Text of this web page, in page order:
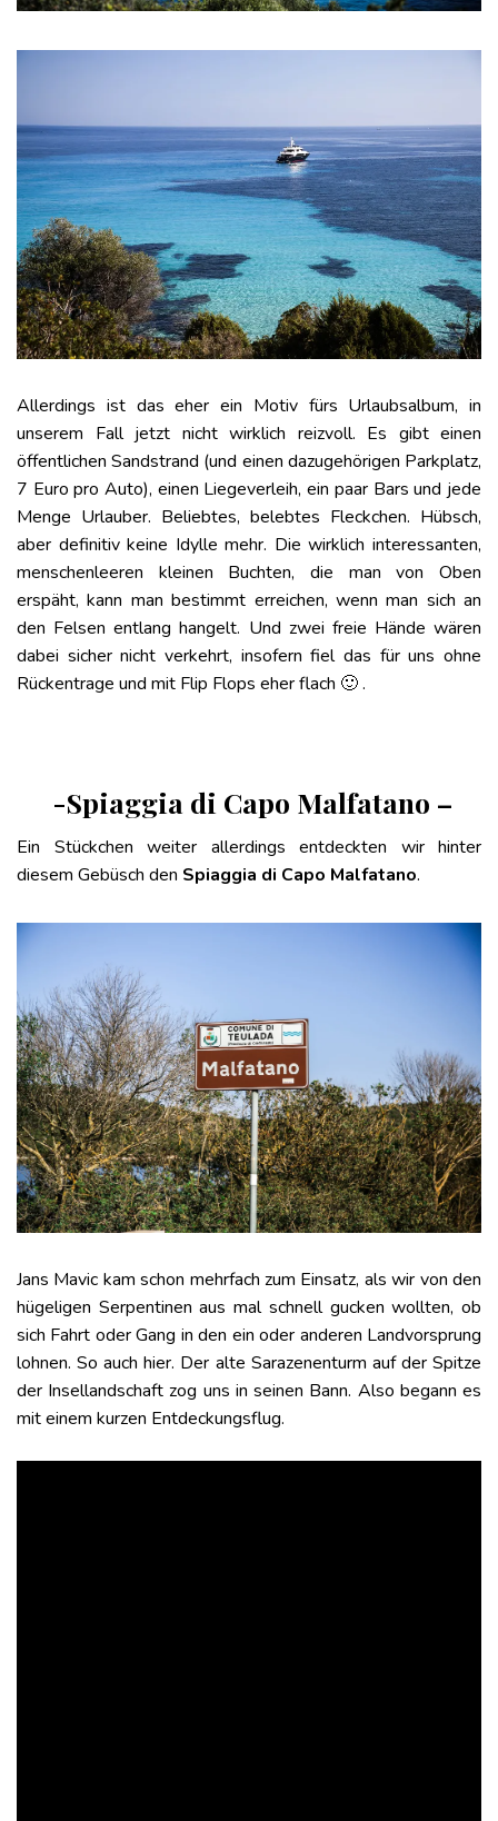
Allerdings ist das eher ein Motiv fürs Urlaubsalbum, in
unserem Fall jetzt nicht wirklich reizvoll. Es gibt einen
öffentlichen Sandstrand (und einen dazugehörigen Parkplatz,
7 Euro pro Auto), einen Liegeverleih, ein paar Bars und jede
Menge Urlauber. Beliebtes, belebtes Fleckchen. Hübsch,
aber definitiv keine Idylle mehr. Die wirklich interessanten,
menschenleeren kleinen Buchten, die man von Oben
erspäht, kann man bestimmt erreichen, wenn man sich an
den Felsen entlang hangelt. Und zwei freie Hände wären
dabei sicher nicht verkehrt, insofern fiel das für uns ohne
Rückentrage und mit Flip Flops eher flach 🙂 .
-Spiaggia di Capo Malfatano –
Ein Stückchen weiter allerdings entdeckten wir hinter
diesem Gebüsch den Spiaggia di Capo Malfatano.
Jans Mavic kam schon mehrfach zum Einsatz, als wir von den
hügeligen Serpentinen aus mal schnell gucken wollten, ob
sich Fahrt oder Gang in den ein oder anderen Landvorsprung
lohnen. So auch hier. Der alte Sarazenenturm auf der Spitze
der Insellandschaft zog uns in seinen Bann. Also begann es
mit einem kurzen Entdeckungsflug.